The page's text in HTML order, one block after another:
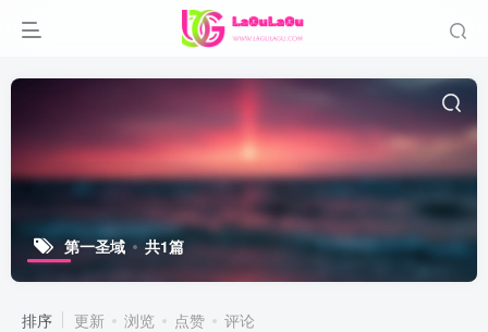
第一圣域 共1篇
排序 更新 浏览 点赞 评论